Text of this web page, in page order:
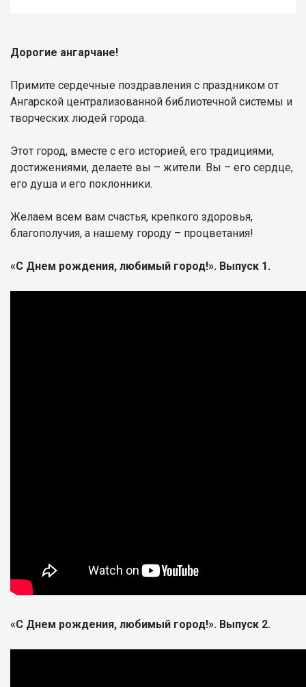
Дорогие ангарчане!
Примите сердечные поздравления с праздником от
Ангарской централизованной библиотечной системы и
творческих людей города.
Этот город, вместе с его историей, его традициями,
достижениями, делаете вы – жители. Вы – его сердце,
его душа и его поклонники.
Желаем всем вам счастья, крепкого здоровья,
благополучия, а нашему городу – процветания!
«С Днем рождения, любимый город!». Выпуск 1.
«С Днем рождения, любимый город!». Выпуск 2.